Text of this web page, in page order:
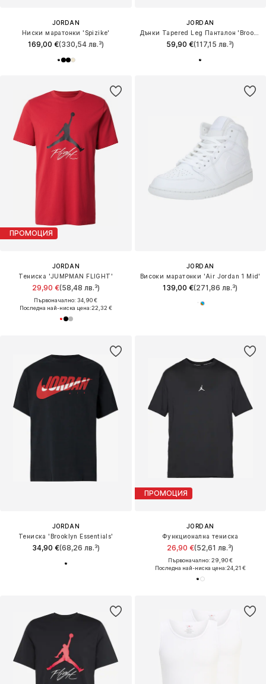
JORDAN
Ниски маратонки 'Spizike'
169,00 €(330,54 лв.³)
JORDAN
59,90 €(117,15 лв.³)
ПРОМОЦИЯ
JORDAN
Тениска 'JUMPMAN FLIGHT'
29,90 €(58,48 лв.³)
Първоначално: 34,90 €
Последна най-ниска цена:22,32 €
JORDAN
Високи маратонки 'Air Jordan 1 Mid'
139,00 €(271,86 лв.³)
JORDAN
Тениска 'Brooklyn Essentials'
34,90 €(68,26 лв.³)
ПРОМОЦИЯ
JORDAN
Функционална тениска
26,90 €(52,61 лв.³)
Първоначално: 29,90 €
Последна най-ниска цена:24,21 €